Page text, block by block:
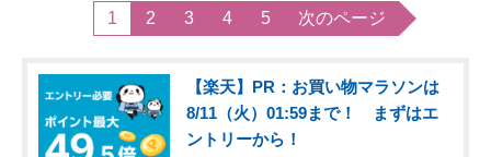
1 2 3 4 5 次のページ
【楽天】PR：お買い物マラソンは
8/11（火）01:59まで！ まずはエ
ントリーから！